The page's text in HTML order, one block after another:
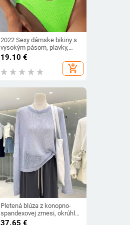
2022 Sexy dámske bikiny s
vysokým pásom, plavky,
dámske bandeau tangá,
19.10 €
add_shopping_cart
Pletená blúza z konopno-
spandexovej zmesi, okrúhly
výstrih, dlhé rukávy, tenká
37.65 €